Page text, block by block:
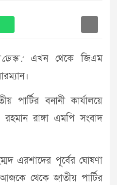
:এখন থেকে জিএম
পার্টির বনানী কার্যালয়ে
রাঙ্গা এমপি সংবাদ
এরশাদের পূর্বের ঘোষণা
থেকে জাতীয় পার্টির